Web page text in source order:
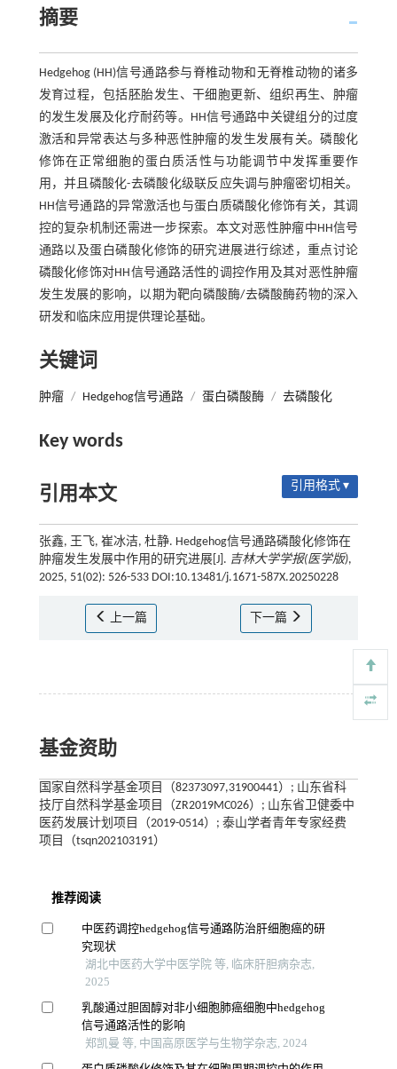
摘要
Hedgehog (HH)信号通路参与脊椎动物和无脊椎动物的诸多
发育过程，包括胚胎发生、干细胞更新、组织再生、肿瘤
的发生发展及化疗耐药等。HH信号通路中关键组分的过度
激活和异常表达与多种恶性肿瘤的发生发展有关。磷酸化
修饰在正常细胞的蛋白质活性与功能调节中发挥重要作
用，并且磷酸化-去磷酸化级联反应失调与肿瘤密切相关。
HH信号通路的异常激活也与蛋白质磷酸化修饰有关，其调
控的复杂机制还需进一步探索。本文对恶性肿瘤中HH信号
通路以及蛋白磷酸化修饰的研究进展进行综述，重点讨论
磷酸化修饰对HH信号通路活性的调控作用及其对恶性肿瘤
发生发展的影响，以期为靶向磷酸酶/去磷酸酶药物的深入
研发和临床应用提供理论基础。
关键词
肿瘤 / Hedgehog信号通路 / 蛋白磷酸酶 / 去磷酸化
Key words
引用本文 引用格式 ▾
张鑫, 王飞, 崔冰洁, 杜静. Hedgehog信号通路磷酸化修饰在
肿瘤发生发展中作用的研究进展[J]. 吉林大学学报(医学版),
2025, 51(02): 526-533 DOI:10.13481/j.1671-587X.20250228
上一篇 下一篇
基金资助
国家自然科学基金项目（82373097,31900441）; 山东省科
技厅自然科学基金项目（ZR2019MC026）; 山东省卫健委中
医药发展计划项目（2019-0514）; 泰山学者青年专家经费
项目（tsqn202103191）